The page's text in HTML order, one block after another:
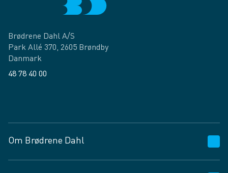
Brødrene Dahl A/S
Park Allé 370, 2605 Brøndby
Danmark
48 78 40 00
Om Brødrene Dahl